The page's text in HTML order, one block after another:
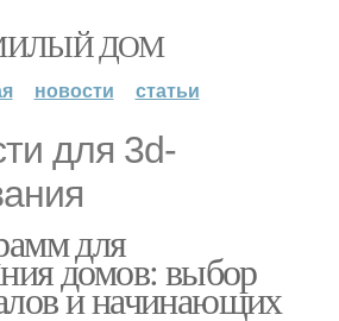
ДОМ
новости статьи
для 3d-
для
домов: выбор
и начинающих